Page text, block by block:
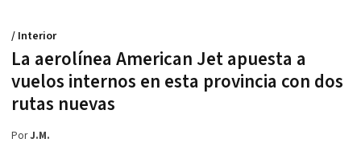
La aerolínea American Jet apuesta a
vuelos internos en esta provincia con dos
rutas nuevas
/ Interior
PorJ.M.